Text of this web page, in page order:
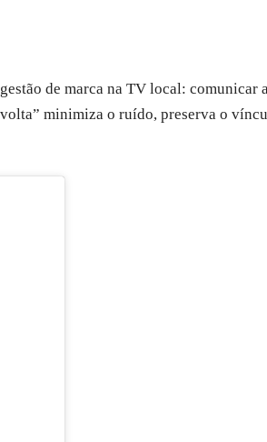
de marca na TV local: comunicar
minimiza o ruído, preserva o